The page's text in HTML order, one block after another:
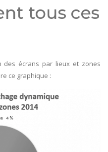
tous ces
des écrans par lieux et zones
ce graphique :